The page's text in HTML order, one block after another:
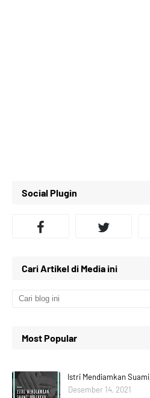
Social Plugin
Cari Artikel di Media ini
Most Popular
Istri Mendiamkan
Desember 14, 2021